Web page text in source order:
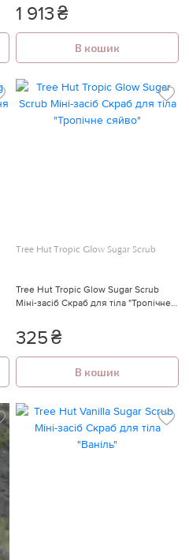
1 913₴
В кошик
Tree Hut Tropic Glow Sugar Scrub
Tree Hut Tropic Glow Sugar Scrub
Міні-засіб Скраб для тіла "Тропічне
325₴
В кошик